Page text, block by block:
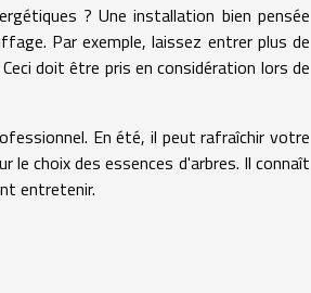
? Une installation bien pensée
Par exemple, laissez entrer plus de
doit être pris en considération lors de
En été, il peut rafraîchir votre
choix des essences d'arbres. Il connaît
entretenir.